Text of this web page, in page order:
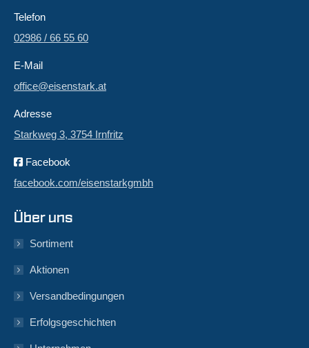
Telefon
02986 / 66 55 60
E-Mail
office@eisenstark.at
Adresse
Starkweg 3, 3754 Irnfritz
Facebook
facebook.com/eisenstarkgmbh
Über uns
Sortiment
Aktionen
Versandbedingungen
Erfolgsgeschichten